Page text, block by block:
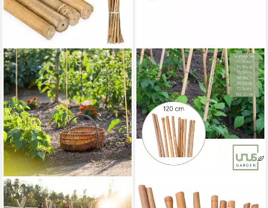
RELAXDAYS
Rankhilfe Bambusstäbe
UNUS GARDEN
Spalier Bambusstäbe 120 cm,